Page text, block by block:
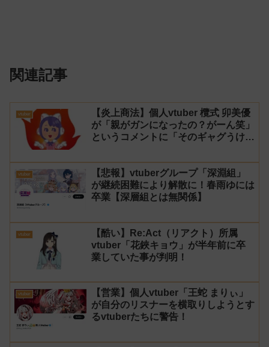
関連記事
vtuber
【炎上商法】個人vtuber 欖式 卯美優
が「親がガンになったの？がーん笑」
というコメントに「そのギャグうけ
はオススメしないと投稿し叩かれる
vtuber
【悲報】vtuberグループ「深淵組」
が継続困難により解散に！春雨ゆには
卒業【深層組とは無関係】
vtuber
【酷い】Re:Act（リアクト）所属
vtuber「花鋏キョウ」が半年前に卒
業していた事が判明！
vtuber
【営業】個人vtuber「王蛇 まりぃ」
が自分のリスナーを横取りしようとす
るvtuberたちに警告！